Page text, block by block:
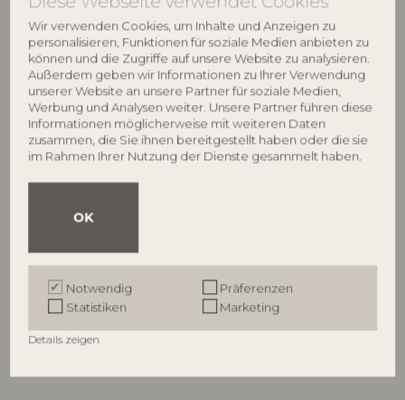
Wir verwenden Cookies, um Inhalte und Anzeigen zu
personalisieren, Funktionen für soziale Medien anbieten zu
können und die Zugriffe auf unsere Website zu analysieren.
Außerdem geben wir Informationen zu Ihrer Verwendung
unserer Website an unsere Partner für soziale Medien,
Werbung und Analysen weiter. Unsere Partner führen diese
Informationen möglicherweise mit weiteren Daten
zusammen, die Sie ihnen bereitgestellt haben oder die sie
im Rahmen Ihrer Nutzung der Dienste gesammelt haben.
OK
Notwendig
Präferenzen
Statistiken
Marketing
Details zeigen
L80xH26xW20 cm
NEU
L80xH22,5xW17 cm
UVP